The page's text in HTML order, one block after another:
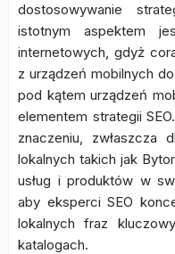
dostosowywanie
istotnym aspektem
internetowych, gdyż
z urządzeń mobilnych
pod kątem urządzeń
elementem strategii
znaczeniu, zwłaszcza
lokalnych takich jak
usług i produktów w
aby eksperci SEO
lokalnych fraz
katalogach.